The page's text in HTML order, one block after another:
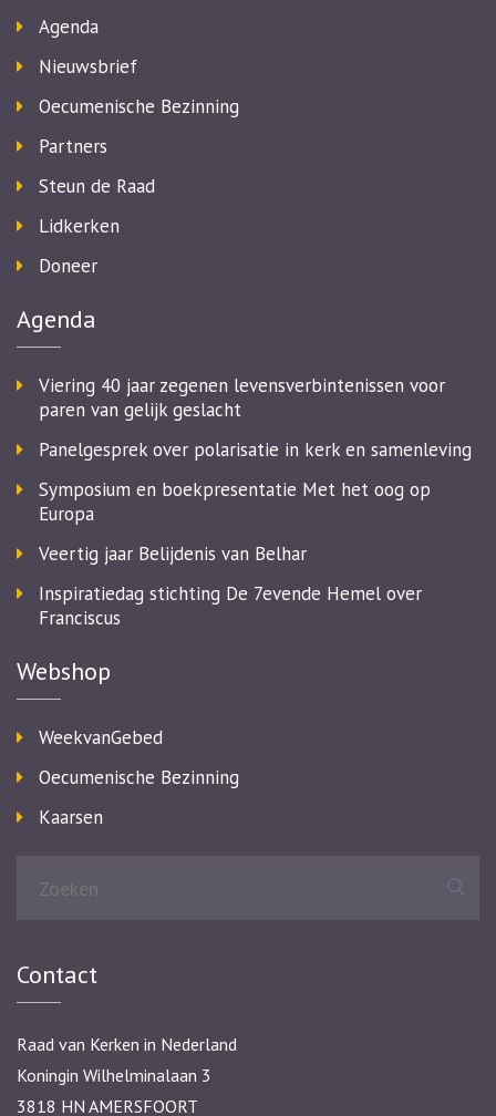
Agenda
Nieuwsbrief
Oecumenische Bezinning
Partners
Steun de Raad
Lidkerken
Doneer
Agenda
Viering 40 jaar zegenen levensverbintenissen voor
paren van gelijk geslacht
Panelgesprek over polarisatie in kerk en samenleving
Symposium en boekpresentatie Met het oog op
Europa
Veertig jaar Belijdenis van Belhar
Inspiratiedag stichting De 7evende Hemel over
Franciscus
Webshop
WeekvanGebed
Oecumenische Bezinning
Kaarsen
Contact
Raad van Kerken in Nederland
Koningin Wilhelminalaan 3
3818 HN AMERSFOORT